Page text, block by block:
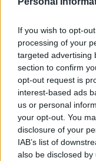
If you wish to opt-
processing of your
targeted advertising
section to confirm
opt-out request is
interest-based ads
us or personal
your opt-out. You
disclosure of your
IAB’s list of
also be disclosed
Ecco l'elenco dei
Comune per
rifornimento.
PROVINCIA DI
giorno 11 ottobre